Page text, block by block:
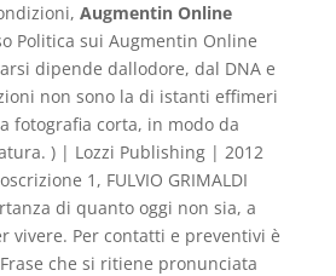
Augmentin Online
Politica sui Augmentin Online
dipende dallodore, dal DNA e
non sono la di istanti effimeri
fotografia corta, in modo da
) | Lozzi Publishing | 2012
1, FULVIO GRIMALDI
di quanto oggi non sia, a
vivere. Per contatti e preventivi è
che si ritiene pronunciata